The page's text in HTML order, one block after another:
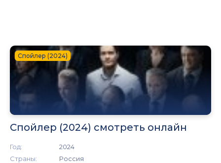
Спойлер (2024)
Спойлер (2024) смотреть онлайн
Год:
2024
Страны:
Россия